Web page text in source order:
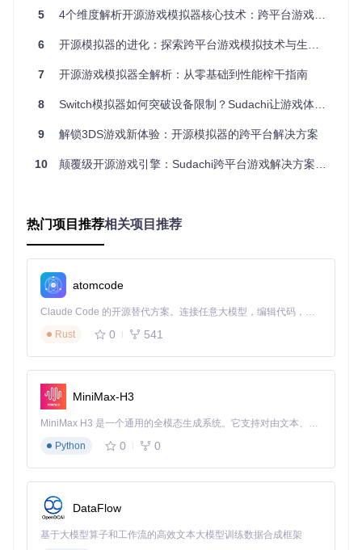
源码编译：适合技术爱好者，通过以下命令获取最新代
码：
git clone
基础目录配置
目录
游戏数据
将合法获取的密钥文件放置在~/.local/share/yuzu/
[!TIP] 密钥文件需通过合法渠道获取，使用盗版密钥可能违
反相关法律法规和项目协议。
游戏加载与管理技巧
如何高效管理你的游戏库？
通过"文件→加载文件"选择NSP、XCI或NRO格式的游
戏文件
支持批量导入，模拟器会自动识别并添加游戏元数据
游戏库组织
创建自定义分类文件夹，按游戏类型或游玩进度整理
使用右键菜单更新游戏封面和获取详细信息
多版本管理
可创建不同配置文件，为同一游戏保存多种设置方案
输入设备配置全攻略
如何打造符合个人习惯的操控体验？
手柄配置
5 4个维度解析开源游戏模拟器核心技术：跨平台游戏引擎的实现与优化
6 开源模拟器的进化：探索跨平台游戏模拟技术与生态构建
7 开源游戏模拟器全解析：从零基础到性能榨干指南
8 Switch模拟器如何突破设备限制？Sudachi让游戏体验无缝跨平台
9 解锁3DS游戏新体验：开源模拟器的跨平台解决方案
10 颠覆级开源游戏引擎：Sudachi跨平台游戏解决方案全解析
热门项目推荐相关项目推荐
atomcode
Claude Code 的开源替代方案。连接任意大模型，编辑代码，运行命令，自动验证 — 全自动执行。用 Rust 构建，极致性能。 ｜ An open-source alternative to Claude Code. Connect any LLM, edit code, run commands, and verify changes — autonomously. Built in Rust for speed. Get Started
Rust
0 541
MiniMax-H3
MiniMax H3 是一个通用的全模态生成系统。它支持对由文本、图像、视频和音频组成的多模态上下文进行统一理解，并能生成分辨率高达 2K、时长可达 15 秒的带原生立体声音频的视频。得益于面向任务泛化的系统设计，H3 在预训练阶段就已具备广泛的多模态上下文理解与生成能力，能够出色地执行复杂的多模态指令。
Python
0 0
DataFlow
基于大模型算子和工作流的高效文本大模型训练数据合成框架